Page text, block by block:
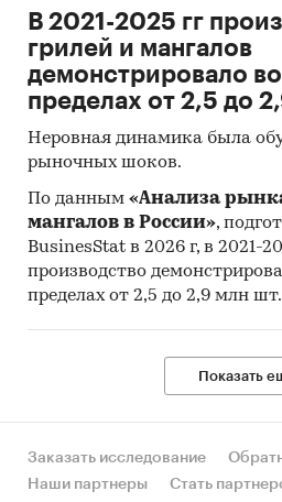
В 2021-2025 гг
грилей и мангалов
демонстрировало
пределах от 2,5 до
Неровная динамика была
рыночных шоков.
По данным «Анализа
мангалов в России»,
BusinesStat в 2026 г, в 2021-
производство
пределах от 2,5 до 2,9 млн шт.
Показать
Заказать исследование
Наши партнеры
Стать